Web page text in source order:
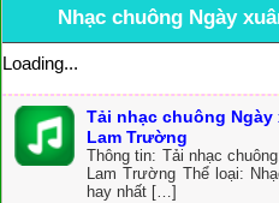
Nhạc chuông Ngày
Loading...
Tải nhạc chuông
Lam Trường
Thông tin: Tải nhạc
Lam Trường Thể loại:
hay nhất […]